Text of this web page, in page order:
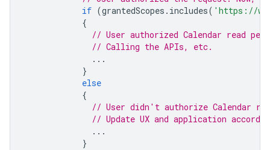
if (grantedScopes . includes( 'https://
{
// User authorized Calendar read
// Calling the APIs, etc.
...
}
else
{
// User didn't authorize Calendar
// Update UX and application
...
}